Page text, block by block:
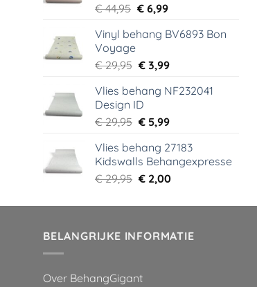
€44,95 Oorspronkelijke
was:
€6,99Huidige
is:
Vinyl behang BV6893 Bon
Voyage
€29,95 Oorspronkelijke
was:
€ 29,95.
€3,99Huidige
is:
Vlies behang NF232041
Design ID
€29,95 Oorspronkelijke
was:
€ 29,95.
€5,99Huidige
is:
€ 5,99.
Vlies behang 27183
Kidswalls Behangexpresse
€29,95 Oorspronkelijke
was:
€2,00Huidige
is:
BELANGRIJKE INFORMATIE
Over BehangGigant